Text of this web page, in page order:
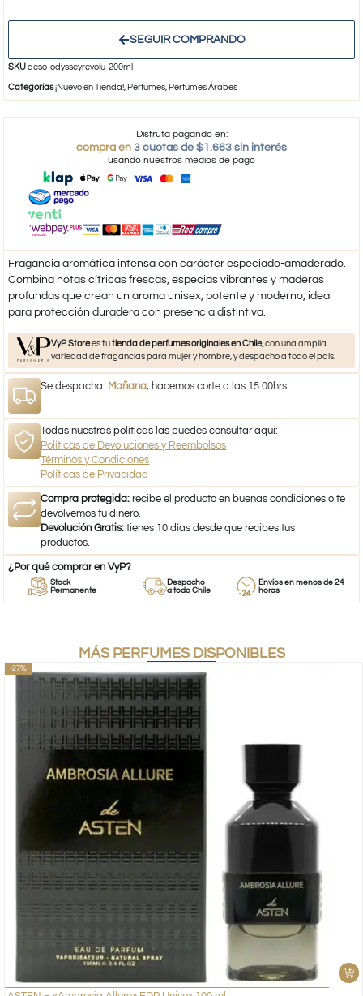
SEGUIR COMPRANDO
SKUdeso-odysseyrevolu-200ml
Categorías¡Nuevo en Tienda!, Perfumes, Perfumes Árabes
Disfruta pagando en:
compra en 3 cuotas de $1.663 sin interés
usando nuestros medios de pago
Fragancia aromática intensa con carácter especiado-amaderado.
Combina notas cítricas frescas, especias vibrantes y maderas
profundas que crean un aroma unisex, potente y moderno, ideal
para protección duradera con presencia distintiva.
VyP Storees tutienda de perfumes originales en Chile, con una amplia
variedad de fragancias para mujer y hombre, y despacho a todo el país.
Se despacha: Mañana, hacemos corte a las 15:00hrs.
Todas nuestras políticas las puedes consultar aquí:
Políticas de Devoluciones y Reembolsos
Términos y Condiciones
Políticas de Privacidad
Compra protegida: recibe el producto en buenas condiciones o te
devolvemos tu dinero.
Devolución Gratis: tienes 10 días desde que recibes tus
productos.
¿Por qué comprar en VyP?
Stock
Permanente
Despacho
a todo Chile
Envíos en menos de 24
horas
MÁS PERFUMES DISPONIBLES
-27%